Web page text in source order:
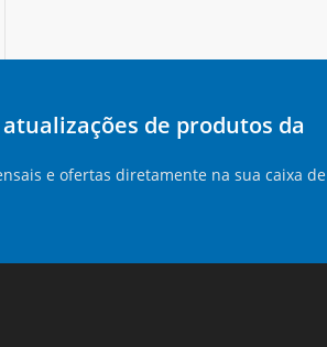
de produtos da
e ofertas diretamente na sua caixa de